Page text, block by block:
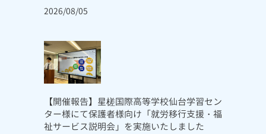
2026/08/05
【開催報告】星槎国際高等学校仙台学習セン
ター様にて保護者様向け「就労移行支援・福
祉サービス説明会」を実施いたしました